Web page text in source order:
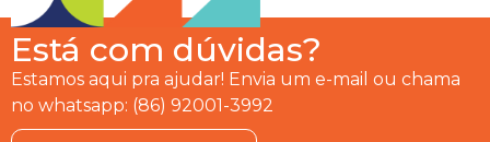
Está com dúvidas?
Estamos aqui pra ajudar! Envia um e-mail ou chama
no whatsapp: (86) 92001-3992